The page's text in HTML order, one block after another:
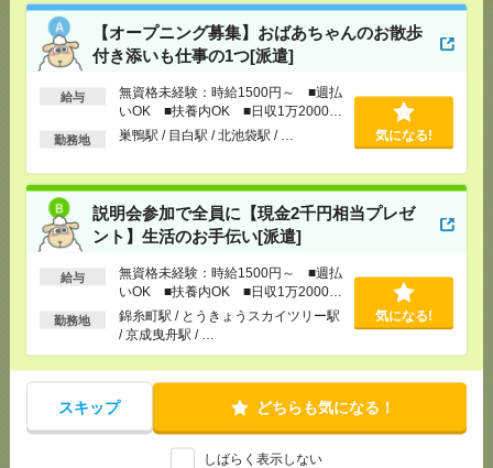
【オープニング募集】おばあちゃんのお散歩
付き添いも仕事の1つ[派遣]
給与
無資格未経験：時給1500円～ ■週払
いOK ■扶養内OK ■日収1万2000円
以上
勤務地 巣鴨駅 / 目白駅 / 北池袋駅 / … 気になる!
説明会参加で全員に【現金2千円相当プレゼ
ント】生活のお手伝い[派遣]
給与
無資格未経験：時給1500円～ ■週払
いOK ■扶養内OK ■日収1万2000円
以上
勤務地
錦糸町駅 / とうきょうスカイツリー駅
/ 京成曳舟駅 / …
気になる!
スキップ どちらも気になる！
しばらく表示しない
[給 与]無資格未経験：時給1500円～ ■週払い
OK ■扶養内OK ■日収1万2000円以上
[交通費]
交通費全額支給
説明会参加で全員に【現金2千円相当プレゼント】生
[給 与]
OK ■扶養内OK ■日収1万2000円以上
[交通費]
交通費全額支給
成曳舟駅
2000円＊＜週4日×時短＞自由な社風！採用サポート
をおまかせ！＠渋谷[派遣]
[給 与]時給2000円 月収例 160,000円